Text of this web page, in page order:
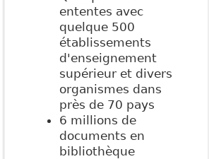
ententes avec
quelque 500
établissements
d'enseignement
supérieur et divers
organismes dans
près de 70 pays
6 millions de
documents en
bibliothèque